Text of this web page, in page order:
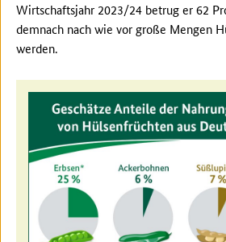
Wirtschaftsjahr 2023/24 betrug er 62
demnach nach wie vor große Mengen
werden.